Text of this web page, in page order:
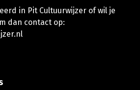
in Pit Cultuurwijzer of wil je
dan contact op: